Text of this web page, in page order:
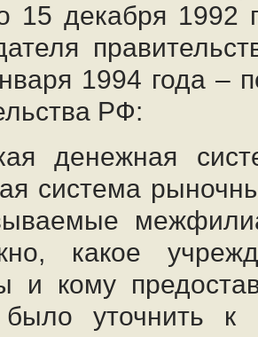
15 декабря 1992
1994 года –
РФ:
денежная
система
какое
и кому
уточнить к